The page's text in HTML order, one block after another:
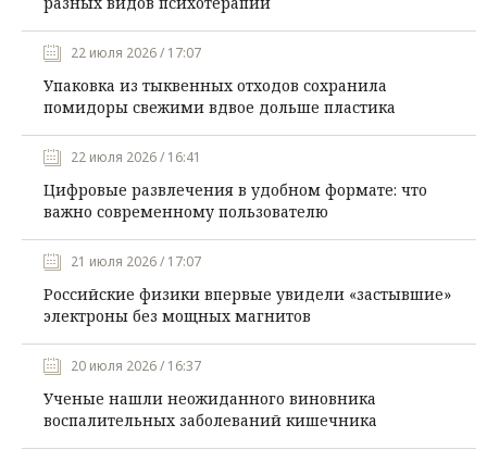
22 июля 2026 / 17:07
Упаковка из тыквенных отходов сохранила
помидоры свежими вдвое дольше пластика
22 июля 2026 / 16:41
Цифровые развлечения в удобном формате: что
важно современному пользователю
21 июля 2026 / 17:07
Российские физики впервые увидели «застывшие»
электроны без мощных магнитов
20 июля 2026 / 16:37
Ученые нашли неожиданного виновника
воспалительных заболеваний кишечника